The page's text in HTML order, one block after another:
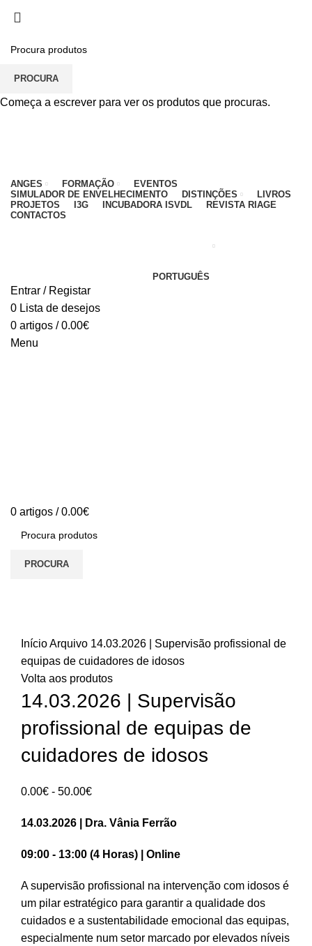
EDUCATIVO - 912 092 520 | GERAL - 911 997 434
(CHAMADA PARA REDE MÓVEL NACIONAL)
ANGES FORMAÇÃO
EVENTOS
SIMULADOR DE ENVELHECIMENTO
DISTINÇÕES
LIVROS
PROJETOS
I3G INCUBADORA ISVDL
REVISTA RIAGE
CONTACTOS
PORTUGUÊS
Entrar / Registar
0 Lista de desejos
0 artigos / 0.00€
Menu
0 artigos / 0.00€
PROCURA
InícioArquivo 14.03.2026 | Supervisão profissional de
equipas de cuidadores de idosos
Volta aos produtos
14.03.2026 | Supervisão
profissional de equipas de
cuidadores de idosos
0.00€ - 50.00€Intervalo
preços:
a
14.03.2026 | Dra. Vânia Ferrão
09:00 - 13:00 (4 Horas) | Online
A supervisão profissional na intervenção com idosos é
um pilar estratégico para garantir a qualidade dos
cuidados e a sustentabilidade emocional das equipas,
especialmente num setor marcado por elevados níveis
PROCURA
Começa a escrever para ver os produtos que procuras.